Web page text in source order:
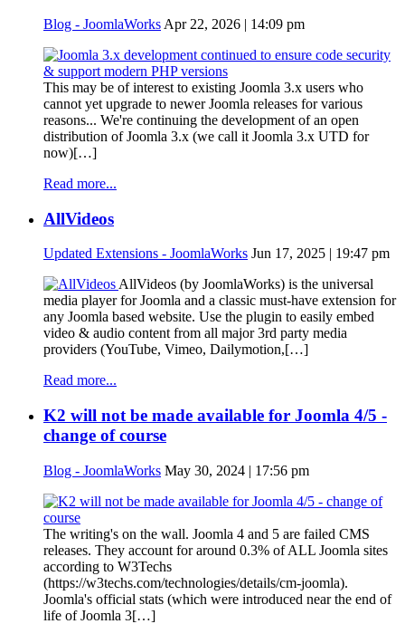
Blog - JoomlaWorks Apr 22, 2026 | 14:09 pm
This may be of interest to existing Joomla 3.x users who
cannot yet upgrade to newer Joomla releases for various
reasons... We're continuing the development of an open
distribution of Joomla 3.x (we call it Joomla 3.x UTD for
now)[…]
Read more...
AllVideos
Updated Extensions - JoomlaWorks Jun 17, 2025 | 19:47 pm
AllVideos (by JoomlaWorks) is the universal
media player for Joomla and a classic must-have extension for
any Joomla based website. Use the plugin to easily embed
video & audio content from all major 3rd party media
providers (YouTube, Vimeo, Dailymotion,[…]
Read more...
K2 will not be made available for Joomla 4/5 -
change of course
Blog - JoomlaWorks May 30, 2024 | 17:56 pm
The writing's on the wall. Joomla 4 and 5 are failed CMS
releases. They account for around 0.3% of ALL Joomla sites
according to W3Techs
(https://w3techs.com/technologies/details/cm-joomla).
Joomla's official stats (which were introduced near the end of
life of Joomla 3[…]